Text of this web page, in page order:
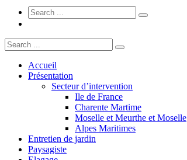
Accueil
Présentation
Secteur d’intervention
Ile de France
Charente Martime
Moselle et Meurthe et Moselle
Alpes Maritimes
Entretien de jardin
Paysagiste